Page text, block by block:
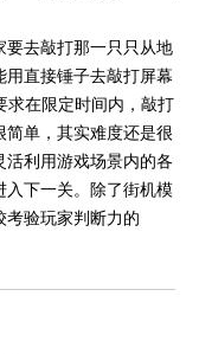
去敲打那一只只从地
直接锤子去敲打屏幕
求在限定时间内，敲打
单，其实难度还是很
利用游戏场景内的各
下一关。除了街机模
验玩家判断力的